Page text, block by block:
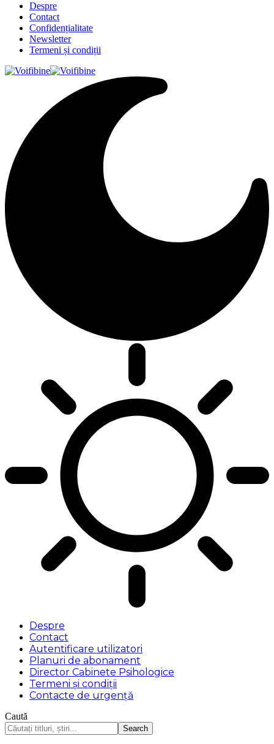
Despre
Contact
Confidențialitate
Newsletter
Termeni și condiții
Despre
Contact
Autentificare utilizatori
Planuri de abonament
Director Cabinete Psihologice
Termeni și condiții
Contacte de urgență
Caută